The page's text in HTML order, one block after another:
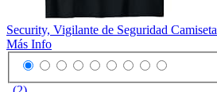
Security, Vigilante de Seguridad Camiseta
Más Info